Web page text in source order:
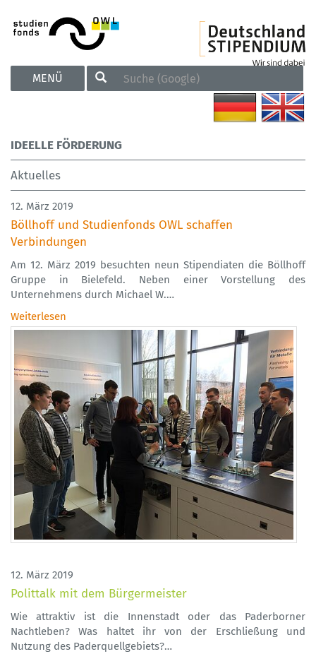
TOGGLE
NAVIGATION
MENÜ
IDEELLE FÖRDERUNG
Aktuelles
12. März 2019
Böllhoff und Studienfonds OWL schaffen
Verbindungen
Am 12. März 2019 besuchten neun Stipendiaten die Böllhoff
Gruppe in Bielefeld. Neben einer Vorstellung des
Unternehmens durch Michael W.…
Weiterlesen
12. März 2019
Polittalk mit dem Bürgermeister
Wie attraktiv ist die Innenstadt oder das Paderborner
Nachtleben? Was haltet ihr von der Erschließung und
Nutzung des Paderquellgebiets?…